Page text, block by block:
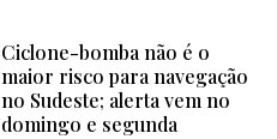
Ciclone-bomba não é o
maior risco para navegação
no Sudeste; alerta vem no
domingo e segunda